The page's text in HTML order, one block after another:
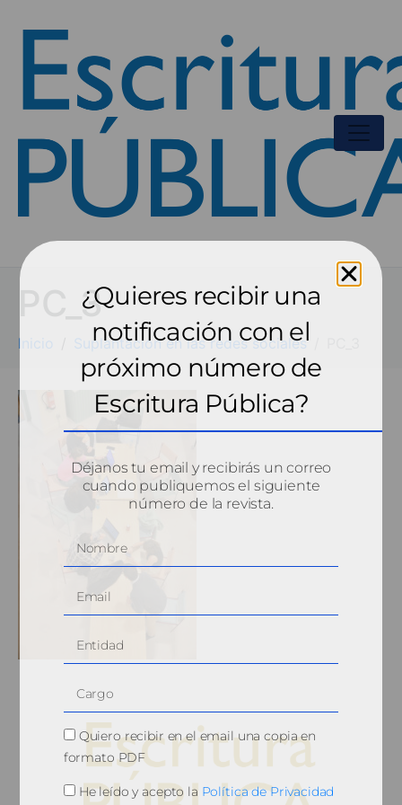
PC_3
Inicio Suplantación en las redes sociales
¿Quieres recibir una
notificación con el
próximo número de
Escritura Pública?
Déjanos tu email y recibirás un correo
cuando publiquemos el siguiente
número de la revista.
Quiero recibir en el email una copia en
formato PDF
He leído y acepto la Política de Privacidad